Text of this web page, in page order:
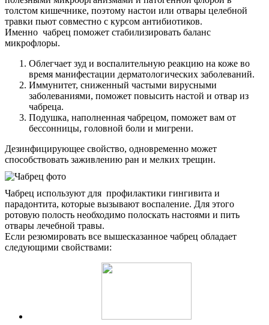
толстом кишечнике, поэтому настои или отвары целебной
травки пьют совместно с курсом антибиотиков.
Именно чабрец поможет стабилизировать баланс
микрофлоры.
Облегчает зуд и воспалительную реакцию на коже во
время манифестации дерматологических заболеваний.
Иммунитет, сниженный частыми вирусными
заболеваниями, поможет повысить настой и отвар из
чабреца.
Подушка, наполненная чабрецом, поможет вам от
бессонницы, головной боли и мигрени.
Дезинфицирующее свойство, одновременно может
способствовать заживлению ран и мелких трещин.
Чабрец используют для профилактики гингивита и
парадонтита, которые вызывают воспаление. Для этого
ротовую полость необходимо полоскать настоями и пить
отвары лечебной травы.
Если резюмировать все вышесказанное чабрец обладает
следующими свойствами: